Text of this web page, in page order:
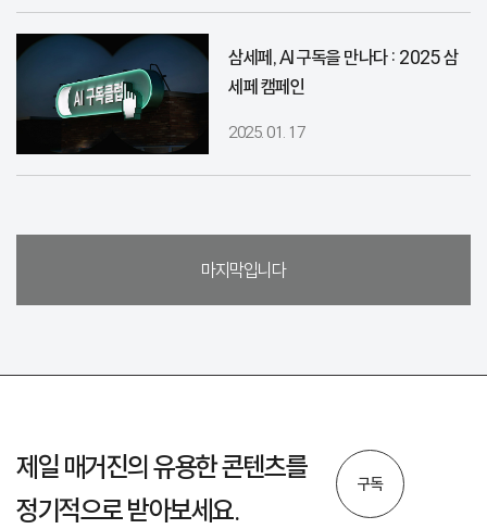
삼세페, AI 구독을 만나다 : 2025 삼
세페 캠페인
2025. 01. 17
마지막입니다
제일 매거진의 유용한 콘텐츠를
정기적으로 받아보세요.
구독